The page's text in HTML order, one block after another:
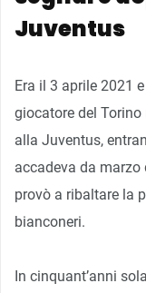
Juventus
Era il 3 aprile 2021
giocatore del Torino
alla Juventus,
accadeva da marzo
provò a ribaltare la
bianconeri.
In cinquant’anni